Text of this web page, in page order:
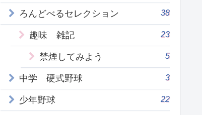
ろんどべるセレクション 38
趣味 雑記 23
禁煙してみよう 5
中学 硬式野球 3
少年野球 22